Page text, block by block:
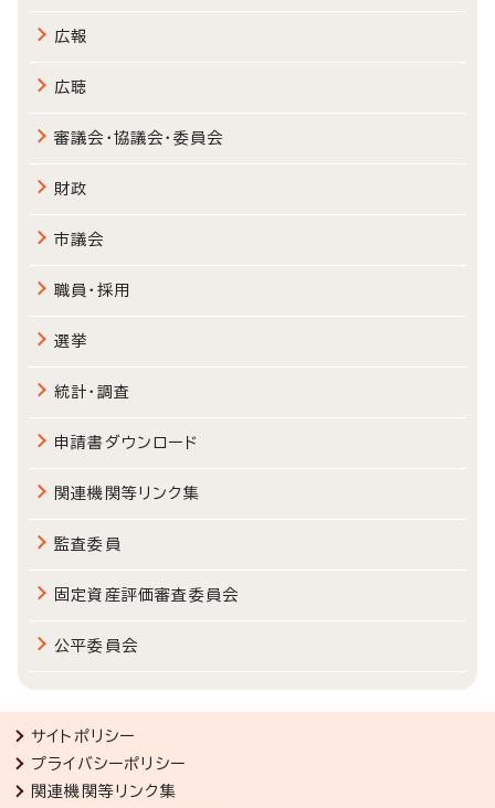
広報
広聴
審議会・協議会・委員会
財政
市議会
職員・採用
選挙
統計・調査
申請書ダウンロード
関連機関等リンク集
監査委員
固定資産評価審査委員会
公平委員会
サイトポリシー
プライバシーポリシー
関連機関等リンク集